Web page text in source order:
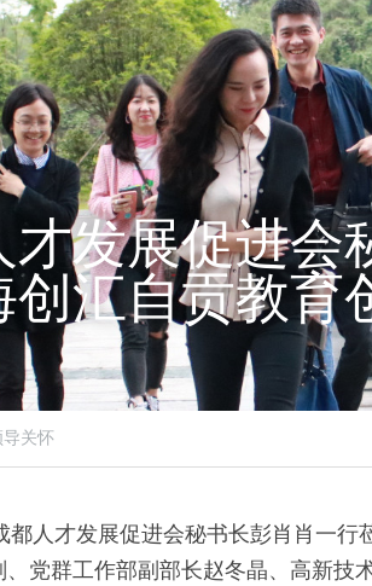
才发展促进会
创汇自贡教育
关怀
都人才发展促进会秘书长彭肖肖一
党群工作部副部长赵冬晶、高新技